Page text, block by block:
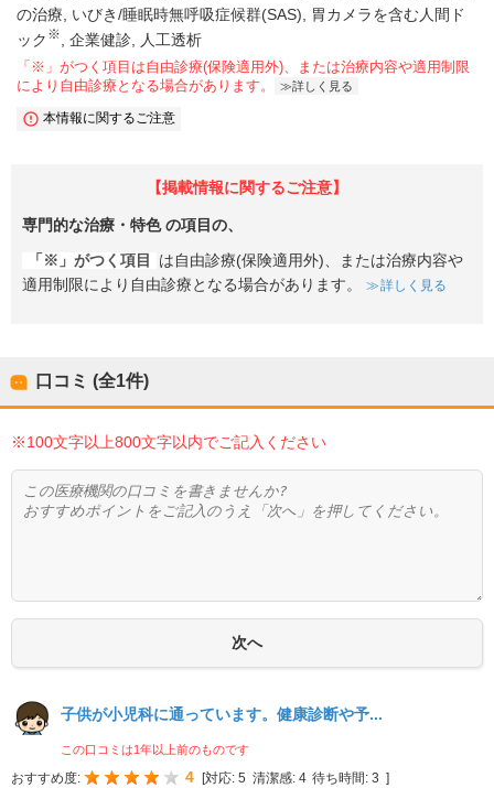
の治療
いびき/睡眠時無呼吸症候群(SAS)
胃カメラを含む人間ド
ック ※ 企業健診 人工透析
「※」がつく項目は自由診療(保険適用外)、または治療内容や適用制限
により自由診療となる場合があります。
詳しく見る
本情報に関するご注意
【掲載情報に関するご注意】
専門的な治療・特色の項目の、
「※」がつく項目
は自由診療(保険適用外)、または治療内容や
適用制限により自由診療となる場合があります。
詳しく見る
口コミ (全1件)
※100文字以上800文字以内でご記入ください
子供が小児科に通っています。健康診断や予...
この口コミは1年以上前のものです
おすすめ度: 4 対応: 5 清潔感: 4 待ち時間: 3